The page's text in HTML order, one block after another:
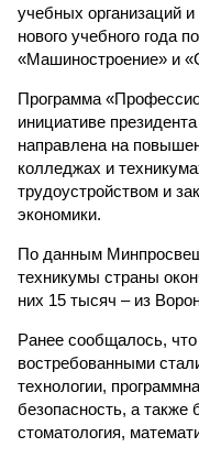
учебных организаций
нового учебного года
«Машиностроение» и
Программа
инициативе президента
направлена на
колледжах и
трудоустройством и
экономики.
По данным
техникумы страны
них 15 тысяч – из
Ранее сообщалось,
востребованными
технологии,
безопасность, а также
стоматология,